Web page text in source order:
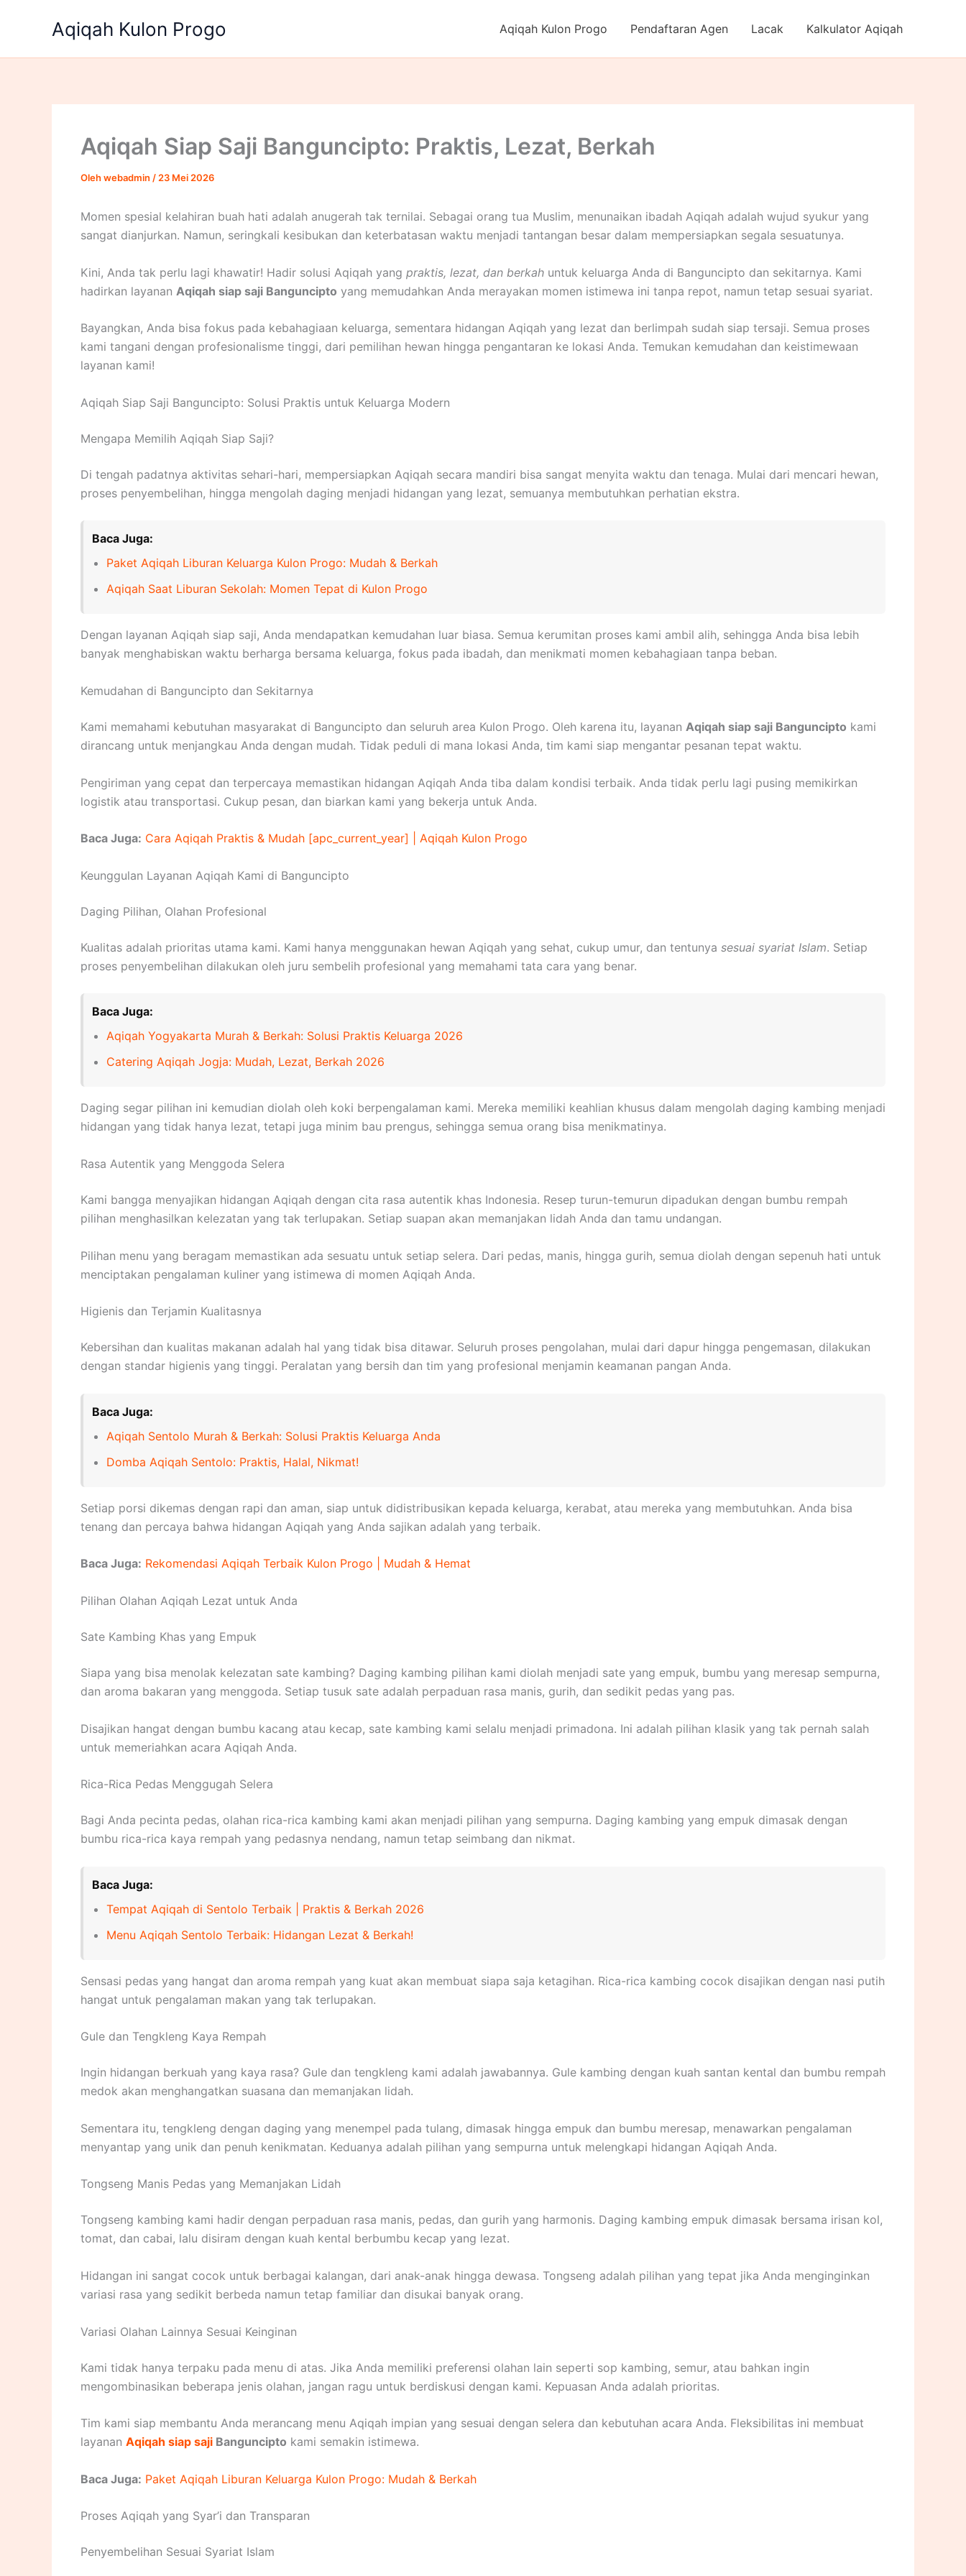
Aqiqah Kulon Progo Aqiqah Kulon Progo Pendaftaran Agen Lacak Kalkulator Aqiqah
Aqiqah Siap Saji Banguncipto: Praktis, Lezat, Berkah
Olehwebadmin / 23 Mei 2026
Momen spesial kelahiran buah hati adalah anugerah tak ternilai. Sebagai orang tua Muslim, menunaikan ibadah Aqiqah adalah wujud syukur yang
sangat dianjurkan. Namun, seringkali kesibukan dan keterbatasan waktu menjadi tantangan besar dalam mempersiapkan segala sesuatunya.
Kini, Anda tak perlu lagi khawatir! Hadir solusi Aqiqah yang praktis, lezat, dan berkah untuk keluarga Anda di Banguncipto dan sekitarnya. Kami
hadirkan layanan Aqiqah siap saji Banguncipto yang memudahkan Anda merayakan momen istimewa ini tanpa repot, namun tetap sesuai syariat.
Bayangkan, Anda bisa fokus pada kebahagiaan keluarga, sementara hidangan Aqiqah yang lezat dan berlimpah sudah siap tersaji. Semua proses
kami tangani dengan profesionalisme tinggi, dari pemilihan hewan hingga pengantaran ke lokasi Anda. Temukan kemudahan dan keistimewaan
layanan kami!
Aqiqah Siap Saji Banguncipto: Solusi Praktis untuk Keluarga Modern
Mengapa Memilih Aqiqah Siap Saji?
Di tengah padatnya aktivitas sehari-hari, mempersiapkan Aqiqah secara mandiri bisa sangat menyita waktu dan tenaga. Mulai dari mencari hewan,
proses penyembelihan, hingga mengolah daging menjadi hidangan yang lezat, semuanya membutuhkan perhatian ekstra.
Baca Juga:
Paket Aqiqah Liburan Keluarga Kulon Progo: Mudah & Berkah
Aqiqah Saat Liburan Sekolah: Momen Tepat di Kulon Progo
Dengan layanan Aqiqah siap saji, Anda mendapatkan kemudahan luar biasa. Semua kerumitan proses kami ambil alih, sehingga Anda bisa lebih
banyak menghabiskan waktu berharga bersama keluarga, fokus pada ibadah, dan menikmati momen kebahagiaan tanpa beban.
Kemudahan di Banguncipto dan Sekitarnya
Kami memahami kebutuhan masyarakat di Banguncipto dan seluruh area Kulon Progo. Oleh karena itu, layanan Aqiqah siap saji Banguncipto kami
dirancang untuk menjangkau Anda dengan mudah. Tidak peduli di mana lokasi Anda, tim kami siap mengantar pesanan tepat waktu.
Pengiriman yang cepat dan terpercaya memastikan hidangan Aqiqah Anda tiba dalam kondisi terbaik. Anda tidak perlu lagi pusing memikirkan
logistik atau transportasi. Cukup pesan, dan biarkan kami yang bekerja untuk Anda.
Baca Juga: Cara Aqiqah Praktis & Mudah [apc_current_year] | Aqiqah Kulon Progo
Keunggulan Layanan Aqiqah Kami di Banguncipto
Daging Pilihan, Olahan Profesional
Kualitas adalah prioritas utama kami. Kami hanya menggunakan hewan Aqiqah yang sehat, cukup umur, dan tentunya sesuai syariat Islam. Setiap
proses penyembelihan dilakukan oleh juru sembelih profesional yang memahami tata cara yang benar.
Baca Juga:
Aqiqah Yogyakarta Murah & Berkah: Solusi Praktis Keluarga 2026
Catering Aqiqah Jogja: Mudah, Lezat, Berkah 2026
Daging segar pilihan ini kemudian diolah oleh koki berpengalaman kami. Mereka memiliki keahlian khusus dalam mengolah daging kambing menjadi
hidangan yang tidak hanya lezat, tetapi juga minim bau prengus, sehingga semua orang bisa menikmatinya.
Rasa Autentik yang Menggoda Selera
Kami bangga menyajikan hidangan Aqiqah dengan cita rasa autentik khas Indonesia. Resep turun-temurun dipadukan dengan bumbu rempah
pilihan menghasilkan kelezatan yang tak terlupakan. Setiap suapan akan memanjakan lidah Anda dan tamu undangan.
Pilihan menu yang beragam memastikan ada sesuatu untuk setiap selera. Dari pedas, manis, hingga gurih, semua diolah dengan sepenuh hati untuk
menciptakan pengalaman kuliner yang istimewa di momen Aqiqah Anda.
Higienis dan Terjamin Kualitasnya
Kebersihan dan kualitas makanan adalah hal yang tidak bisa ditawar. Seluruh proses pengolahan, mulai dari dapur hingga pengemasan, dilakukan
dengan standar higienis yang tinggi. Peralatan yang bersih dan tim yang profesional menjamin keamanan pangan Anda.
Baca Juga:
Aqiqah Sentolo Murah & Berkah: Solusi Praktis Keluarga Anda
Domba Aqiqah Sentolo: Praktis, Halal, Nikmat!
Setiap porsi dikemas dengan rapi dan aman, siap untuk didistribusikan kepada keluarga, kerabat, atau mereka yang membutuhkan. Anda bisa
tenang dan percaya bahwa hidangan Aqiqah yang Anda sajikan adalah yang terbaik.
Baca Juga: Rekomendasi Aqiqah Terbaik Kulon Progo | Mudah & Hemat
Pilihan Olahan Aqiqah Lezat untuk Anda
Sate Kambing Khas yang Empuk
Siapa yang bisa menolak kelezatan sate kambing? Daging kambing pilihan kami diolah menjadi sate yang empuk, bumbu yang meresap sempurna,
dan aroma bakaran yang menggoda. Setiap tusuk sate adalah perpaduan rasa manis, gurih, dan sedikit pedas yang pas.
Disajikan hangat dengan bumbu kacang atau kecap, sate kambing kami selalu menjadi primadona. Ini adalah pilihan klasik yang tak pernah salah
untuk memeriahkan acara Aqiqah Anda.
Rica-Rica Pedas Menggugah Selera
Bagi Anda pecinta pedas, olahan rica-rica kambing kami akan menjadi pilihan yang sempurna. Daging kambing yang empuk dimasak dengan
bumbu rica-rica kaya rempah yang pedasnya nendang, namun tetap seimbang dan nikmat.
Baca Juga:
Tempat Aqiqah di Sentolo Terbaik | Praktis & Berkah 2026
Menu Aqiqah Sentolo Terbaik: Hidangan Lezat & Berkah!
Sensasi pedas yang hangat dan aroma rempah yang kuat akan membuat siapa saja ketagihan. Rica-rica kambing cocok disajikan dengan nasi putih
hangat untuk pengalaman makan yang tak terlupakan.
Gule dan Tengkleng Kaya Rempah
Ingin hidangan berkuah yang kaya rasa? Gule dan tengkleng kami adalah jawabannya. Gule kambing dengan kuah santan kental dan bumbu rempah
medok akan menghangatkan suasana dan memanjakan lidah.
Sementara itu, tengkleng dengan daging yang menempel pada tulang, dimasak hingga empuk dan bumbu meresap, menawarkan pengalaman
menyantap yang unik dan penuh kenikmatan. Keduanya adalah pilihan yang sempurna untuk melengkapi hidangan Aqiqah Anda.
Tongseng Manis Pedas yang Memanjakan Lidah
Tongseng kambing kami hadir dengan perpaduan rasa manis, pedas, dan gurih yang harmonis. Daging kambing empuk dimasak bersama irisan kol,
tomat, dan cabai, lalu disiram dengan kuah kental berbumbu kecap yang lezat.
Hidangan ini sangat cocok untuk berbagai kalangan, dari anak-anak hingga dewasa. Tongseng adalah pilihan yang tepat jika Anda menginginkan
variasi rasa yang sedikit berbeda namun tetap familiar dan disukai banyak orang.
Variasi Olahan Lainnya Sesuai Keinginan
Kami tidak hanya terpaku pada menu di atas. Jika Anda memiliki preferensi olahan lain seperti sop kambing, semur, atau bahkan ingin
mengombinasikan beberapa jenis olahan, jangan ragu untuk berdiskusi dengan kami. Kepuasan Anda adalah prioritas.
Tim kami siap membantu Anda merancang menu Aqiqah impian yang sesuai dengan selera dan kebutuhan acara Anda. Fleksibilitas ini membuat
layanan Aqiqah siap saji Banguncipto kami semakin istimewa.
Baca Juga: Paket Aqiqah Liburan Keluarga Kulon Progo: Mudah & Berkah
Proses Aqiqah yang Syar’i dan Transparan
Penyembelihan Sesuai Syariat Islam